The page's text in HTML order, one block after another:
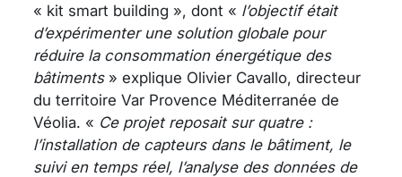
« kit smart building », dont « l’objectif était
d’expérimenter une solution globale pour
réduire la consommation énergétique des
bâtiments» explique Olivier Cavallo, directeur
du territoire Var Provence Méditerranée de
Véolia. « Ce projet reposait sur quatre :
l’installation de capteurs dans le bâtiment, le
suivi en temps réel, l’analyse des données de